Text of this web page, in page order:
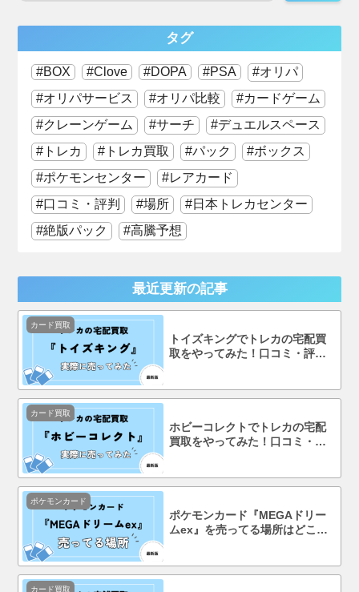
タグ
BOX Clove DOPA PSA
オリパ
オリパサービス
オリパ比較
カードゲーム
クレーンゲーム
サーチ
デュエルスペース
トレカ
トレカ買取 パック
ボックス
ポケモンセンター
レアカード
口コミ・評判
場所
日本トレカセンター
絶版パック
高騰予想
最近更新の記事
トイズキングでトレカの宅配買
取をやってみた！口コミ・評判
カード買取
ホビーコレクトでトレカの宅配
買取をやってみた！口コミ・評
カード買取
ポケモンカード『MEGAドリー
ムex』を売ってる場所はどこ？
ポケモンカード
カード買取